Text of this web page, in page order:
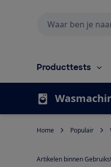
Producttests
Home Populair
Artikelen binnen